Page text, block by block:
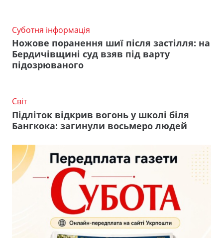
Суботня інформація
Ножове поранення шиї після застілля: на
Бердичівщині суд взяв під варту
підозрюваного
Світ
Підліток відкрив вогонь у школі біля
Бангкока: загинули восьмеро людей